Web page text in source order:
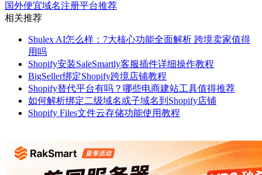
国外便宜域名注册平台推荐
相关推荐
Shulex AI怎么样：7大核心功能全面解析 跨境卖家值得
用吗
Shopify安装SaleSmartly客服插件详细操作教程
BigSeller绑定Shopify跨境店铺教程
Shopify替代平台有吗？哪些电商建站工具值得推荐
如何解析绑定二级域名或子域名到Shopify店铺
Shopify Files文件云存储功能使用教程